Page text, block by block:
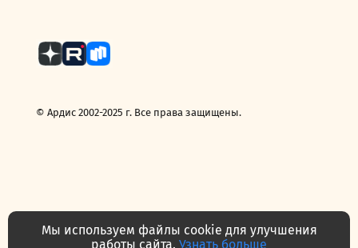
© Ардис 2002-2025 г. Все права защищены.
Мы используем файлы cookie для улучшения
работы сайта. Узнать больше